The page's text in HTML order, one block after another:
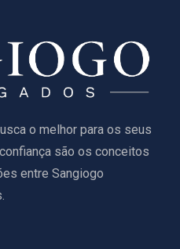
o melhor para os seus
são os conceitos
entre Sangiogo